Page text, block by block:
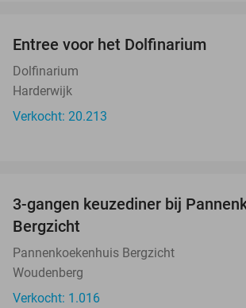
Entree voor het Dolfinarium
Dolfinarium
Harderwijk
Verkocht: 20.213
3-gangen keuzediner bij
Bergzicht
Pannenkoekenhuis Bergzicht
Woudenberg
Verkocht: 1.016